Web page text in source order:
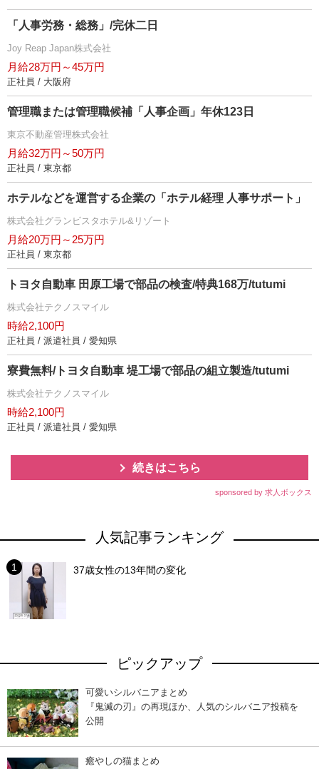
「人事労務・総務」/完休二日
Joy Reap Japan株式会社
月給28万円～45万円
正社員 / 大阪府
管理職または管理職候補「人事企画」年休123日
東京不動産管理株式会社
月給32万円～50万円
正社員 / 東京都
ホテルなどを運営する企業の「ホテル経理 人事サポート」
株式会社グランビスタホテル&リゾート
月給20万円～25万円
正社員 / 東京都
トヨタ自動車 田原工場で部品の検査/特典168万/tutumi
株式会社テクノスマイル
時給2,100円
正社員 / 派遣社員 / 愛知県
寮費無料/トヨタ自動車 堤工場で部品の組立製造/tutumi
株式会社テクノスマイル
時給2,100円
正社員 / 派遣社員 / 愛知県
続きはこちら
sponsored by 求人ボックス
人気記事ランキング
37歳女性の13年間の変化
ピックアップ
可愛いシルバニアまとめ
『鬼滅の刃』の再現ほか、人気のシルバニア投稿を
公開
癒やしの猫まとめ